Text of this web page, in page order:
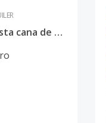
Villa en renta en vista cana de 3 habitaciones